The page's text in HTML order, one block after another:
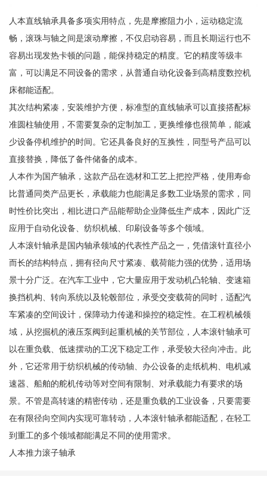
人本直线轴承具备多项实用特点，先是摩擦阻力小，运动稳定流
畅，滚珠与轴之间是滚动摩擦，不仅启动容易，而且长期运行也不
容易出现发热卡顿的问题，能保持稳定的精度。它的精度等级丰
富，可以满足不同设备的需求，从普通自动化设备到高精度数控机
床都能适配。
其次结构紧凑，安装维护方便，标准型的直线轴承可以直接搭配标
准圆柱轴使用，不需要复杂的定制加工，更换维修也很简单，能减
少设备停机维护的时间。它还具备良好的互换性，同型号产品可以
直接替换，降低了备件储备的成本。
人本作为国产轴承，这款产品在选材和工艺上把控严格，使用寿命
比普通同类产品更长，承载能力也能满足多数工业场景的需求，同
时性价比突出，相比进口产品能帮助企业降低生产成本，因此广泛
应用于自动化设备、纺织机械、印刷设备等多个领域。
人本滚针轴承是国内轴承领域的代表性产品之一，凭借滚针直径小
而长的结构特点，拥有径向尺寸紧凑、载荷能力强的优势，适用场
景十分广泛。在汽车工业中，它大量应用于发动机凸轮轴、变速箱
换挡机构、转向系统以及轮毂部位，承受交变载荷的同时，适配汽
车紧凑的空间设计，保障动力传递和操控的稳定性。在工程机械领
域，从挖掘机的液压泵阀到起重机械的关节部位，人本滚针轴承可
以在重负载、低速摆动的工况下稳定工作，承受较大径向冲击。此
外，它还常用于纺织机械的传动轴、办公设备的走纸机构、电机减
速器、船舶的舵机传动等对空间有限制、对承载能力有要求的场
景。不管是高转速的精密传动，还是重负载的工业设备，只要需要
在有限径向空间内实现可靠转动，人本滚针轴承都能适配，在轻工
到重工的多个领域都能满足不同的使用需求。
人本推力滚子轴承